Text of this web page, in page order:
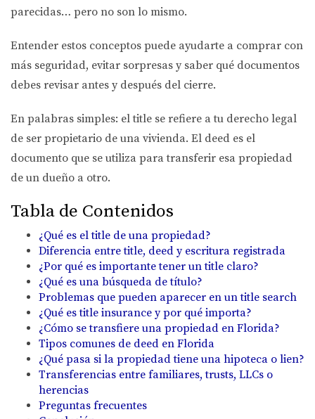
parecidas… pero no son lo mismo.
Entender estos conceptos puede ayudarte a comprar con
más seguridad, evitar sorpresas y saber qué documentos
debes revisar antes y después del cierre.
En palabras simples: eltitle se refiere a tu derecho legal
de ser propietario de una vivienda. El deed es el
documento que se utiliza para transferir esa propiedad
de un dueño a otro.
Tabla de Contenidos
¿Qué es el title de una propiedad?
Diferencia entre title, deed y escritura registrada
¿Por qué es importante tener un title claro?
¿Qué es una búsqueda de título?
Problemas que pueden aparecer en un title search
¿Qué es title insurance y por qué importa?
¿Cómo se transfiere una propiedad en Florida?
Tipos comunes de deed en Florida
¿Qué pasa si la propiedad tiene una hipoteca o lien?
Transferencias entre familiares, trusts, LLCs o
herencias
Preguntas frecuentes